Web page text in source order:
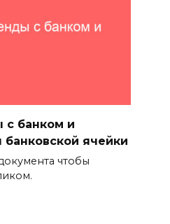
с банком и
ячейки
чтобы